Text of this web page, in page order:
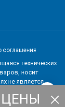
соглашения
технических
носит
не является